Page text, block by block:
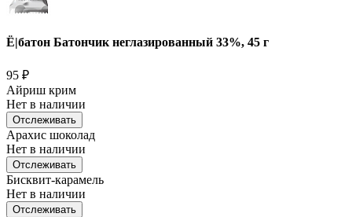
Ё|батон Батончик неглазированный 33%, 45 г
95 ₽
Айриш крим
Нет в наличии
Отслеживать
Арахис шоколад
Нет в наличии
Отслеживать
Бисквит-карамель
Нет в наличии
Отслеживать